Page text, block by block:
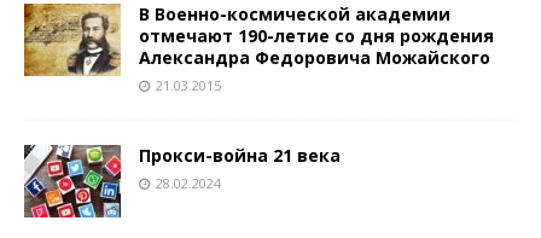
В Военно-космической академии
отмечают 190-летие со дня рождения
Александра Федоровича Можайского
21.03.2015
Прокси-война 21 века
28.02.2024